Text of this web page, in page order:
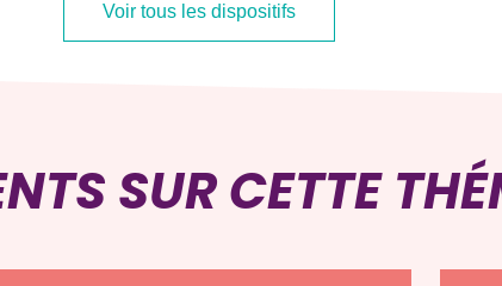
Voir tous les dispositifs
SUR CETTE